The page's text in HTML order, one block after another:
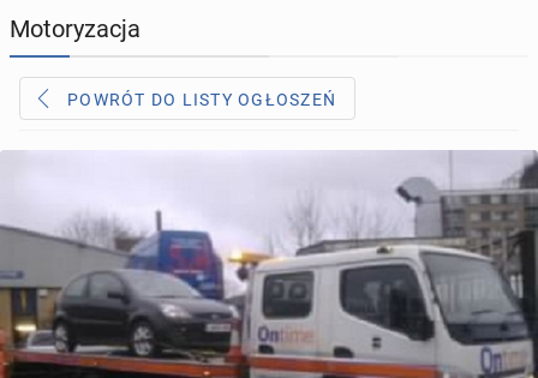
KUPIĘ & SPRZEDAM
TOWARZYSKIE
Motoryzacja
POWRÓT DO LISTY OGŁOSZEŃ